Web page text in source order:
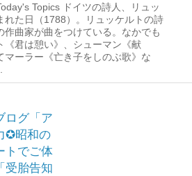
Topics ドイツの詩人、リュッ
れた日（1788）。リュッケルトの詩
作曲家が曲をつけている。なかでも
《君は憩い》、シューマン《献
マーラー《亡き子をしのぶ歌》な
ログ「ア
✪昭和の
トでご体
受胎告知